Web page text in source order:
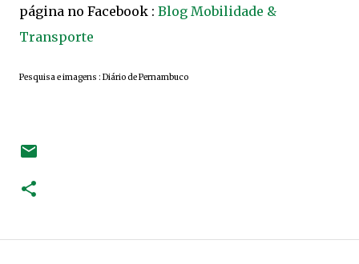
página no Facebook : Blog Mobilidade &
Transporte
Pesquisa e imagens : Diário de Pernambuco